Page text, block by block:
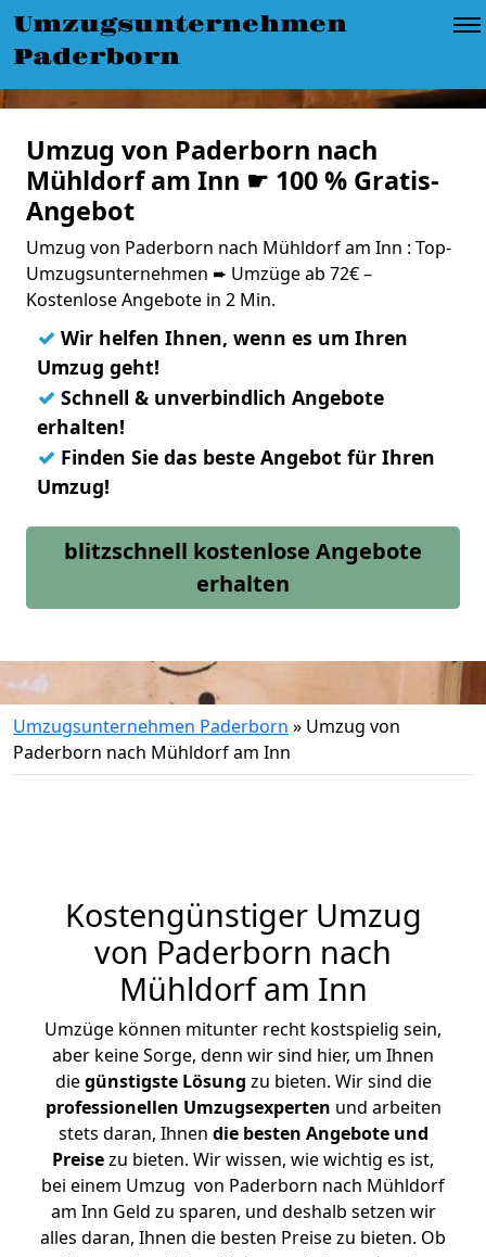
Umzugsunternehmen
Paderborn
Umzug von Paderborn nach
Mühldorf am Inn ☛ 100 % Gratis-
Angebot
Umzug von Paderborn nach Mühldorf am Inn : Top-
Umzugsunternehmen ➨ Umzüge ab 72€ –
Kostenlose Angebote in 2 Min.
✓ Wir helfen Ihnen, wenn es um Ihren
Umzug geht!
✓ Schnell & unverbindlich Angebote
erhalten!
✓ Finden Sie das beste Angebot für Ihren
Umzug!
blitzschnell kostenlose Angebote
erhalten
Umzugsunternehmen Paderborn » Umzug von
Paderborn nach Mühldorf am Inn
Kostengünstiger Umzug
von Paderborn nach
Mühldorf am Inn
Umzüge können mitunter recht kostspielig sein,
aber keine Sorge, denn wir sind hier, um Ihnen
diegünstigste Lösung zu bieten. Wir sind die
professionellen Umzugsexperten und arbeiten
stets daran, Ihnen die besten Angebote und
Preisezu bieten. Wir wissen, wie wichtig es ist,
bei einem Umzug von Paderborn nach Mühldorf
am Inn Geld zu sparen, und deshalb setzen wir
alles daran, Ihnen die besten Preise zu bieten. Ob